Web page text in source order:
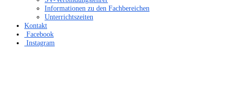
Informationen zu den Fachbereichen
Unterrichtszeiten
Kontakt
Facebook
Instagram